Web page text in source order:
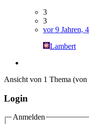
3
3
vor 9 Jahren,
Lambert
Ansicht von 1 Thema (von
Login
Anmelden